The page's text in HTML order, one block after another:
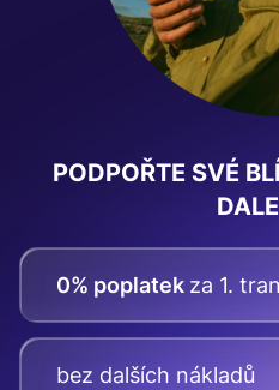
PODPOŘTE SVÉ
0% poplatek za 1.
bez dalších nákladů